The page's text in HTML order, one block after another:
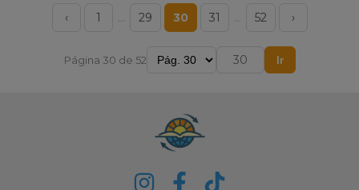
‹ 1 … 29 30 31 … 52 ›
Página 30 de 52 Ir